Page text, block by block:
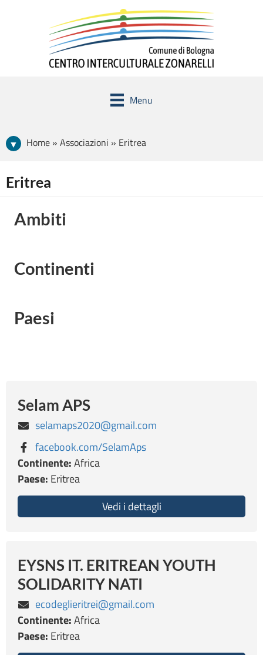
Menu
Home » Associazioni » Eritrea
Eritrea
Selam APS
selamaps2020@gmail.com
facebook.com/SelamAps
Continente:Africa
Paese: Eritrea
Vedi i dettagli
EYSNS IT. ERITREAN YOUTH
SOLIDARITY NATI
ecodeglieritrei@gmail.com
Continente:Africa
Paese: Eritrea
Ambiti
Continenti
Paesi